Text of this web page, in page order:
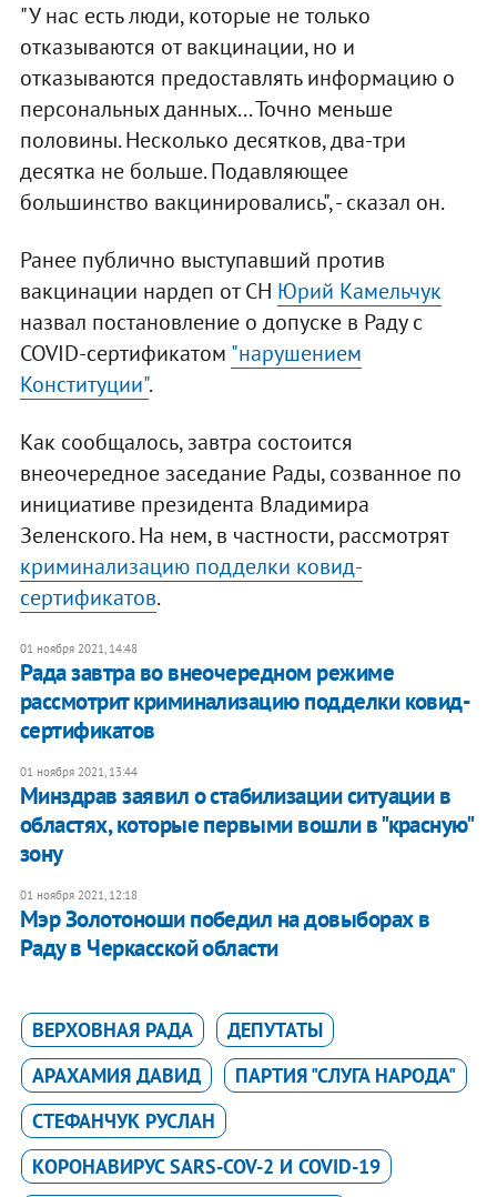
"У нас есть люди, которые не только
отказываются от вакцинации, но и
отказываются предоставлять информацию о
персональных данных... Точно меньше
половины. Несколько десятков, два-три
десятка не больше. Подавляющее
большинство вакцинировались", - сказал он.
Ранее публично выступавший против
вакцинации нардеп от СН Юрий Камельчук
назвал постановление о допуске в Раду с
COVID-сертификатом "нарушением
Конституции".
Как сообщалось, завтра состоится
внеочередное заседание Рады, созванное по
инициативе президента Владимира
Зеленского. На нем, в частности, рассмотрят
криминализацию подделки ковид-
сертификатов.
01 ноября 2021, 14:48
Рада завтра во внеочередном режиме
рассмотрит криминализацию подделки ковид-
сертификатов
01 ноября 2021, 13:44
Минздрав заявил о стабилизации ситуации в
областях, которые первыми вошли в "красную"
зону
01 ноября 2021, 12:18
Мэр Золотоноши победил на довыборах в
Раду в Черкасской области
ВЕРХОВНАЯ РАДА
ДЕПУТАТЫ
АРАХАМИЯ ДАВИД
ПАРТИЯ "СЛУГА НАРОДА"
СТЕФАНЧУК РУСЛАН
КОРОНАВИРУС SARS-COV-2 И COVID-19